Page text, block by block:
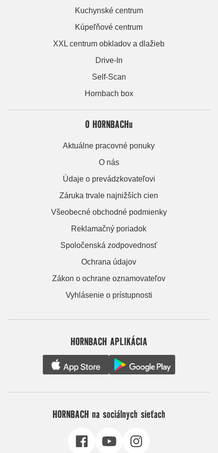
Kuchynské centrum
Kúpeľňové centrum
XXL centrum obkladov a dlažieb
Drive-In
Self-Scan
Hornbach box
O HORNBACHu
Aktuálne pracovné ponuky
O nás
Údaje o prevádzkovateľovi
Záruka trvale najnižších cien
Všeobecné obchodné podmienky
Reklamačný poriadok
Spoločenská zodpovednosť
Ochrana údajov
Zákon o ochrane oznamovateľov
Vyhlásenie o prístupnosti
HORNBACH APLIKÁCIA
HORNBACH na sociálnych sieťach